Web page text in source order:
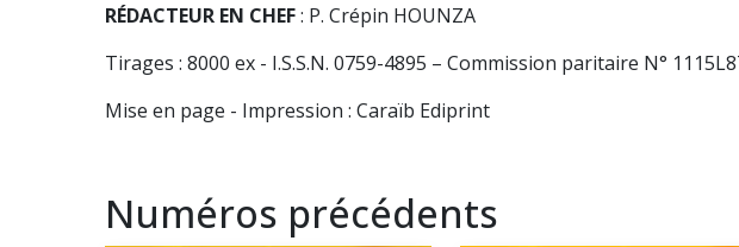
RÉDACTEUR EN CHEF: P. Crépin HOUNZA
Tirages : 8000 ex - I.S.S.N. 0759-4895 – Commission paritaire N°
Mise en page - Impression : Caraïb Ediprint
Numéros précédents